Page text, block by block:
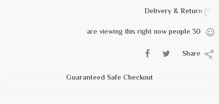
30
people
Guaranteed Safe Checkout